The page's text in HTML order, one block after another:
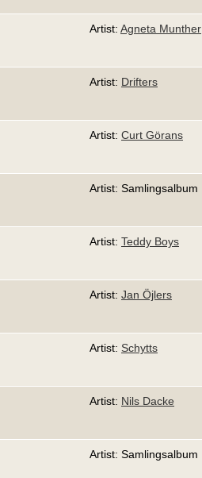
Artist: Agneta Munther
Artist: Drifters
Artist: Curt Görans
Artist: Samlingsalbum
Artist: Teddy Boys
Artist: Jan Öjlers
Artist: Schytts
Artist: Nils Dacke
Artist: Samlingsalbum